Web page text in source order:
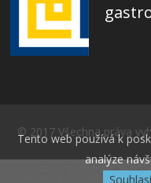
© 2017 Všechna práva
Tento web používá k
analýze